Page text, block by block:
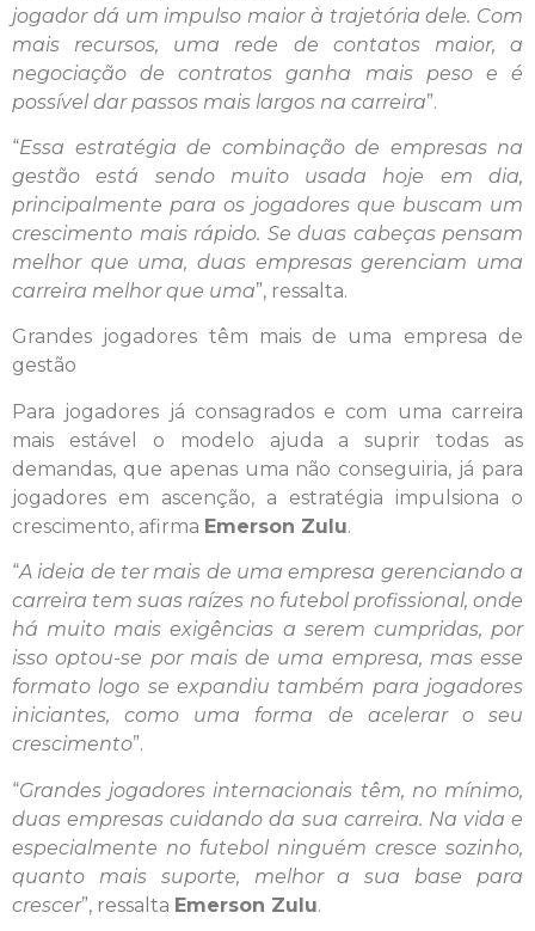
jogador dá um impulso maior à trajetória dele. Com
mais recursos, uma rede de contatos maior, a
negociação de contratos ganha mais peso e é
possível dar passos mais largos na carreira”.
“Essa estratégia de combinação de empresas na
gestão está sendo muito usada hoje em dia,
principalmente para os jogadores que buscam um
crescimento mais rápido. Se duas cabeças pensam
melhor que uma, duas empresas gerenciam uma
carreira melhor que uma”, ressalta.
Grandes jogadores têm mais de uma empresa de
gestão
Para jogadores já consagrados e com uma carreira
mais estável o modelo ajuda a suprir todas as
demandas, que apenas uma não conseguiria, já para
jogadores em ascenção, a estratégia impulsiona o
crescimento, afirma Emerson Zulu.
“A ideia de ter mais de uma empresa gerenciando a
carreira tem suas raízes no futebol profissional, onde
há muito mais exigências a serem cumpridas, por
isso optou-se por mais de uma empresa, mas esse
formato logo se expandiu também para jogadores
iniciantes, como uma forma de acelerar o seu
crescimento”.
“Grandes jogadores internacionais têm, no mínimo,
duas empresas cuidando da sua carreira. Na vida e
especialmente no futebol ninguém cresce sozinho,
quanto mais suporte, melhor a sua base para
crescer”, ressalta Emerson Zulu.